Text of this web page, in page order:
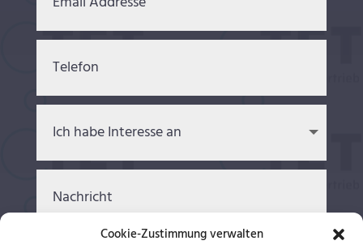
Cookie-Zustimmung verwalten